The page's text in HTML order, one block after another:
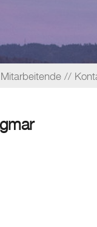
Mitarbeitende